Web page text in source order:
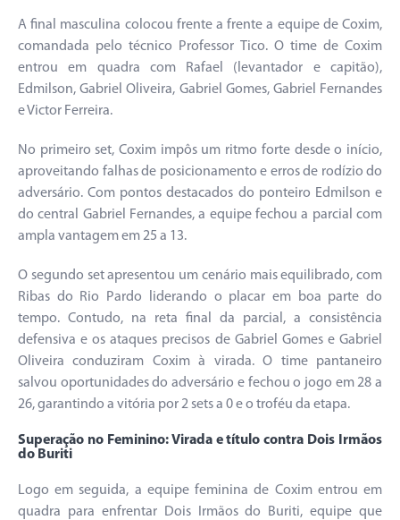
A final masculina colocou frente a frente a equipe de Coxim,
comandada pelo técnico Professor Tico. O time de Coxim
entrou em quadra com Rafael (levantador e capitão),
Edmilson, Gabriel Oliveira, Gabriel Gomes, Gabriel Fernandes
e Victor Ferreira.
No primeiro set, Coxim impôs um ritmo forte desde o início,
aproveitando falhas de posicionamento e erros de rodízio do
adversário. Com pontos destacados do ponteiro Edmilson e
do central Gabriel Fernandes, a equipe fechou a parcial com
ampla vantagem em 25 a 13.
O segundo set apresentou um cenário mais equilibrado, com
Ribas do Rio Pardo liderando o placar em boa parte do
tempo. Contudo, na reta final da parcial, a consistência
defensiva e os ataques precisos de Gabriel Gomes e Gabriel
Oliveira conduziram Coxim à virada. O time pantaneiro
salvou oportunidades do adversário e fechou o jogo em 28 a
26, garantindo a vitória por 2 sets a 0 e o troféu da etapa.
Superação no Feminino: Virada e título contra Dois Irmãos
do Buriti
Logo em seguida, a equipe feminina de Coxim entrou em
quadra para enfrentar Dois Irmãos do Buriti, equipe que